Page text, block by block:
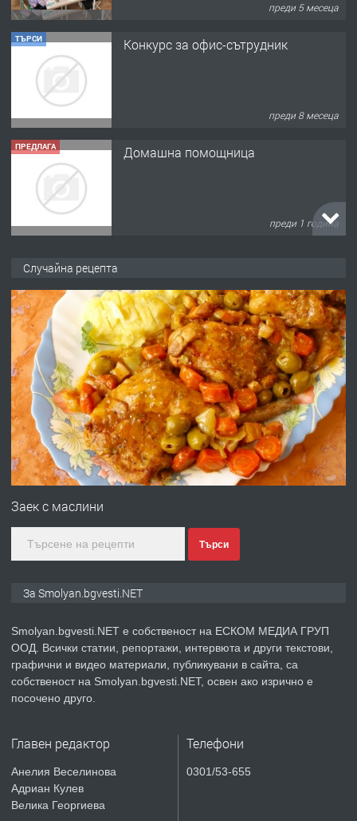
преди 5 месеца
ТЪРСИ Конкурс за офис-сътрудник
преди 8 месеца
ПРЕДЛАГА Домашна помощница
преди 1 година
преди 2 години
ПРЕДЛАГА
УДЪЛЖАВАНЕ НА ЧОВЕШКИЯТ
ЖИВОТ И ПОДОБРЯВАНЕ НА
НЕГОВОТО КАЧЕСТВО
преди 2 години
ПРЕДЛАГА Имот в Северна Гърция, до Кавала
преди 2 години
ПРЕДЛАГА КЪЩА В МАРОНЯ
ТЪРСИ
Случайна рецепта
Заек с маслини
Търси
За Smolyan.bgvesti.NET
Smolyan.bgvesti.NET е собственост на ЕСКОМ МЕДИА ГРУП
ООД. Всички статии, репортажи, интервюта и други текстови,
графични и видео материали, публикувани в сайта, са
собственост на Smolyan.bgvesti.NET, освен ако изрично е
посочено друго.
Главен редактор
Анелия Веселинова
Адриан Кулев
Велика Георгиева
Телефони
0301/53-655